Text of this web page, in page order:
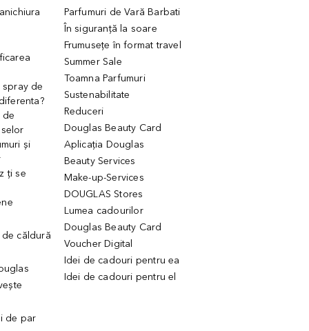
spray de
de
și
ți se
căldură
de par
Parfumuri de Vară Barbati
În siguranță la soare
Frumusețe în format travel
Summer Sale
Toamna Parfumuri
Sustenabilitate
Reduceri
Douglas Beauty Card
Aplicația Douglas
Beauty Services
Make-up-Services
DOUGLAS Stores
Lumea cadourilor
Douglas Beauty Card
Voucher Digital
Idei de cadouri pentru ea
Idei de cadouri pentru el